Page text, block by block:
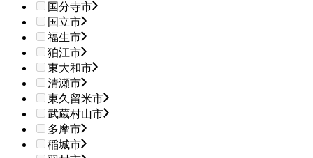
国分寺市
国立市
福生市
狛江市
東大和市
清瀬市
東久留米市
武蔵村山市
多摩市
稲城市